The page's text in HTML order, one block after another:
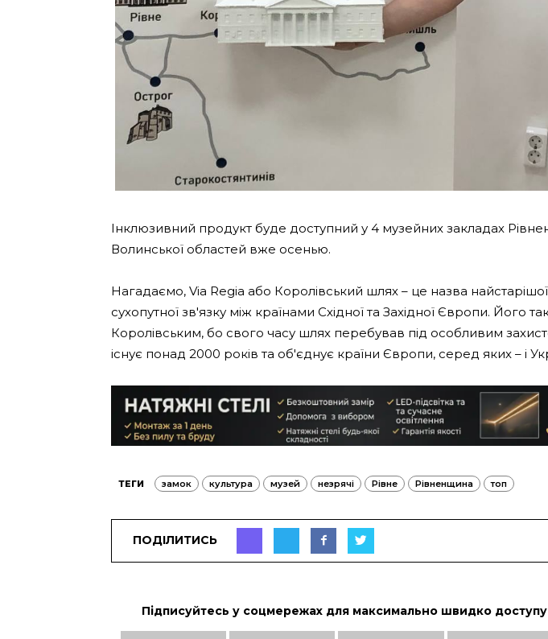
Інклюзивний продукт буде доступний у 4 музейних закладах
Волинської областей вже осенью.
Нагадаємо, Via Regia або Королівський шлях – це назва
сухопутної зв'язку між країнами Східної та Західної Європи. Його
Королівським, бо свого часу шлях перебував під особливим
існує понад 2000 років та об'єднує країни Європи, серед яких – і
ТЕГИ замок культура музей незрячі Рівне Рівненщина топ
ПОДІЛИТИСЬ
Підписуйтесь у соцмережах для максимально швидко доступу